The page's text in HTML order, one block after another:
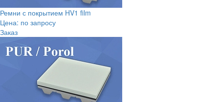
Ремни с покрытием HV1 film
Цена: по запросу
Заказ